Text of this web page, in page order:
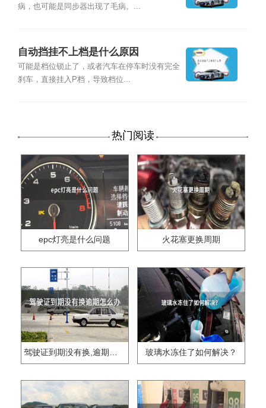
病，也可能是同步器出现了毛病。...
自动挡挂不上档是什么原因
可能是档位锁止了，或者汽车在停车时没有完全
刹车，直接挂入P档，导致档位...
热门阅读
epc灯亮是什么问题 火花塞更换周期
驾驶证到期没有换,逾期怎么办?? 玻璃水冻住了如何解决？